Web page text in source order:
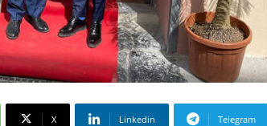
X Linkedin Telegram